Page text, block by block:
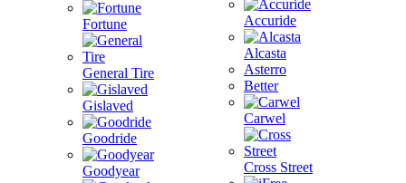
Fortune
General Tire
Gislaved
Goodride
Goodyear
Accuride
Alcasta
Asterro
Better
Carwel
Cross Street